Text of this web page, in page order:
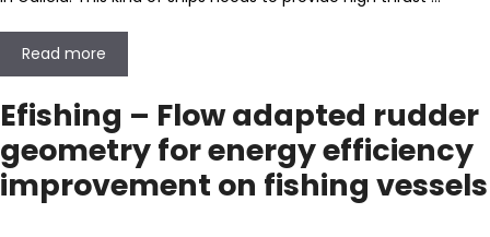
Read more
Efishing – Flow adapted rudder
geometry for energy efficiency
improvement on fishing vessels